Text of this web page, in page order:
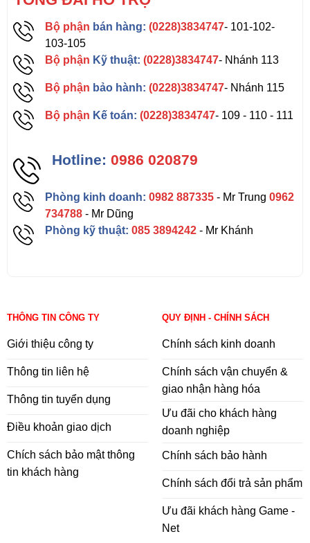
Bộ phận bán hàng: (0228)3834747- 101-102-
103-105
Bộ phận Kỹ thuật: (0228)3834747- Nhánh 113
Bộ phận bảo hành: (0228)3834747- Nhánh 115
Bộ phận Kế toán: (0228)3834747- 109 - 110 - 111
Hotline: 0986 020879
Phòng kinh doanh: 0982 887335 - Mr Trung0962
734788 - Mr Dũng
Phòng kỹ thuật:085 3894242 - Mr Khánh
THÔNG TIN CÔNG TY
Giới thiệu công ty
Thông tin liên hệ
Thông tin tuyển dụng
Điều khoản giao dịch
Chích sách bảo mật thông
tin khách hàng
QUY ĐỊNH - CHÍNH SÁCH
Chính sách kinh doanh
Chính sách vận chuyển &
giao nhận hàng hóa
Ưu đãi cho khách hàng
doanh nghiệp
Chính sách bảo hành
Chính sách đổi trả sản phẩm
Ưu đãi khách hàng Game -
Net